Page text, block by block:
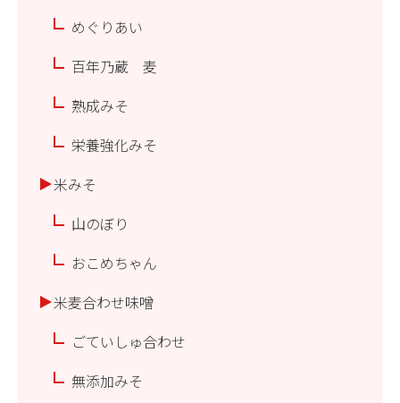
めぐりあい
百年乃蔵 麦
熟成みそ
栄養強化みそ
米みそ
山のぼり
おこめちゃん
米麦合わせ味噌
ごていしゅ合わせ
無添加みそ